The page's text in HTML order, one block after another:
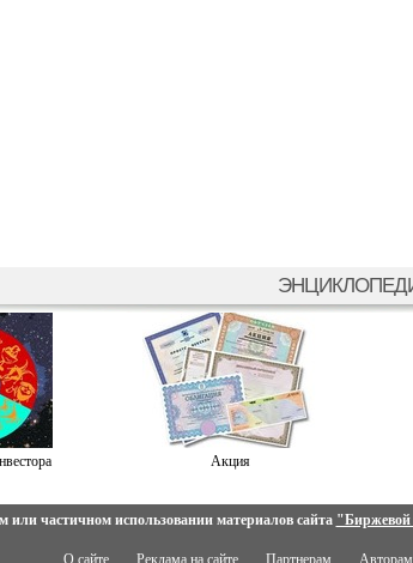
Акция
или частичном использовании материалов сайта "Биржевой
О сайте Реклама на сайте Партнерам Авторам